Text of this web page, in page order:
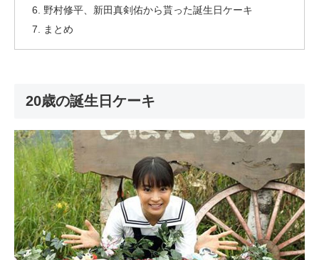
野村修平、新田真剣佑から貰った誕生日ケーキ
まとめ
20歳の誕生日ケーキ